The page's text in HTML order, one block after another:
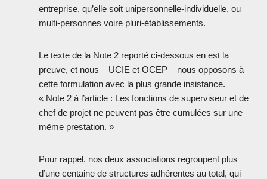
entreprise, qu’elle soit unipersonnelle-individuelle, ou
multi-personnes voire pluri-établissements.
Le texte de la Note 2 reporté ci-dessous en est la
preuve, et nous – UCIE et OCEP – nous opposons à
cette formulation avec la plus grande insistance.
« Note 2 à l’article : Les fonctions de superviseur et de
chef de projet ne peuvent pas être cumulées sur une
même prestation. »
Pour rappel, nos deux associations regroupent plus
d’une centaine de structures adhérentes au total, qui